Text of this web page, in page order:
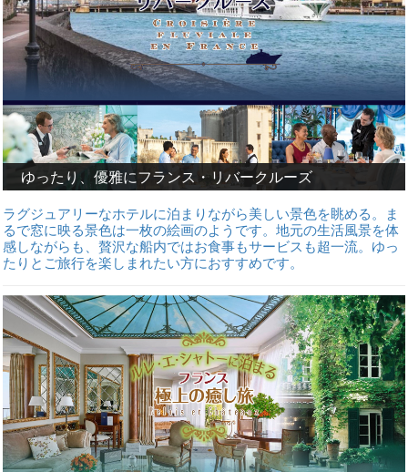
ゆったり、優雅にフランス・リバークルーズ
ラグジュアリーなホテルに泊まりながら美しい景色を眺める。ま
るで窓に映る景色は一枚の絵画のようです。地元の生活風景を体
感しながらも、贅沢な船内ではお食事もサービスも超一流。ゆっ
たりとご旅行を楽しまれたい方におすすめです。